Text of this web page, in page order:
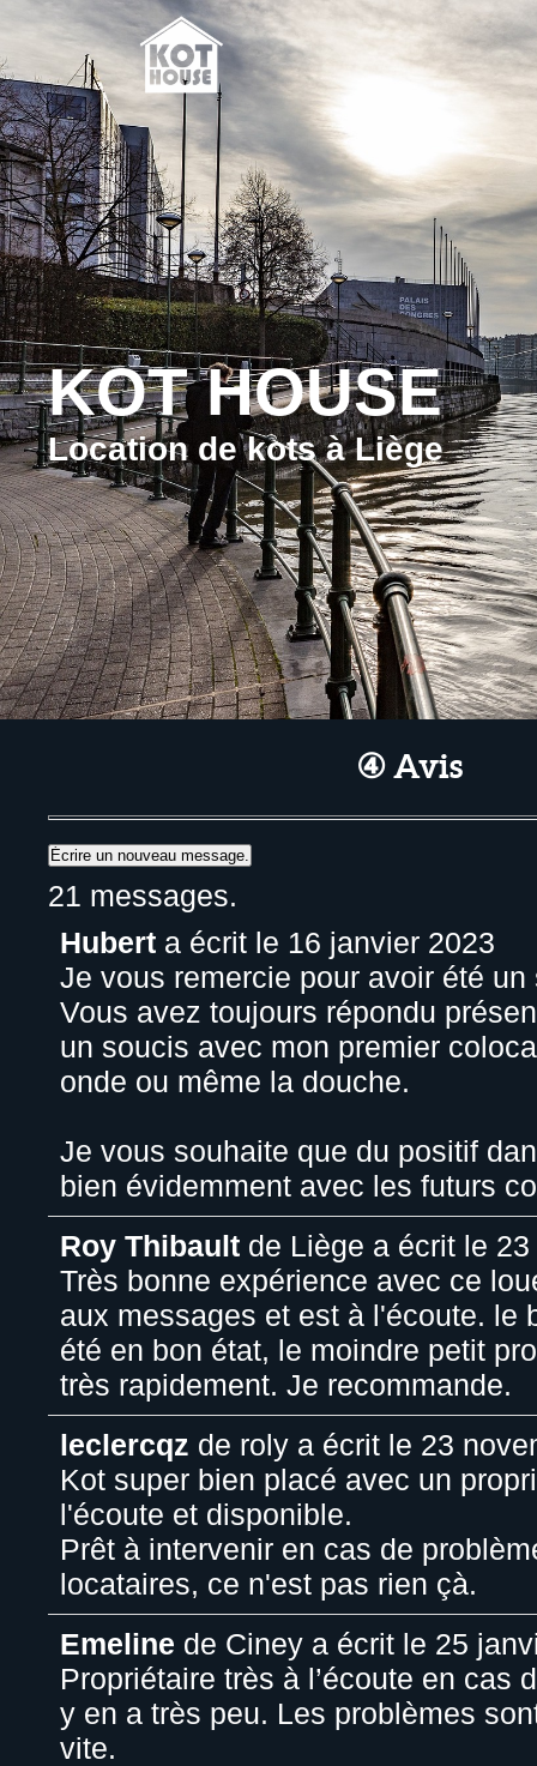
KOT HOUSE
Location de kots à Liège
④ Avis
21 messages.
Hubert a écrit le 16 janvier 2023
Je vous remercie pour avoir été un
Vous avez toujours répondu
un soucis avec mon premier
onde ou même la douche.
Je vous souhaite que du positif
bien évidemment avec les futurs
Roy Thibault de Liège a écrit le
Très bonne expérience avec ce
aux messages et est à l'écoute. le
été en bon état, le moindre petit
très rapidement. Je recommande.
leclercqz de roly a écrit le 23
Kot super bien placé avec un
l'écoute et disponible.
Prêt à intervenir en cas de
locataires, ce n'est pas rien çà.
Emeline de Ciney a écrit le 25
Propriétaire très à l’écoute en cas
y en a très peu. Les problèmes
vite.